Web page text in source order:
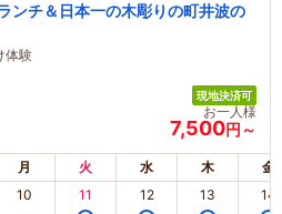
ンチ＆日本一の木彫りの町井波の
体験
現地決済可
お一人様
7,500円～
月 火 水 木 金
10 11 12 13 14